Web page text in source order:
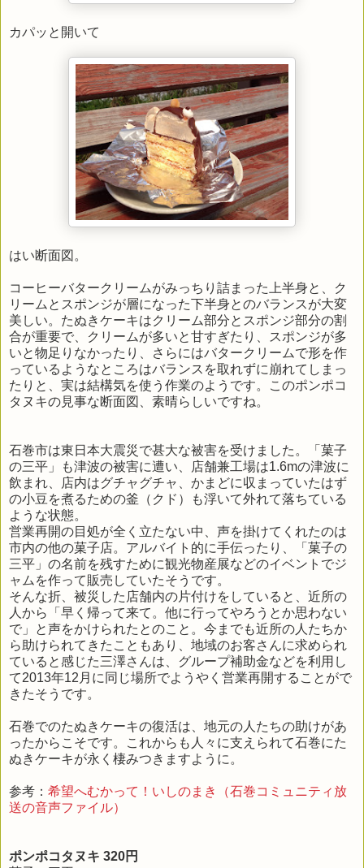
カパッと開いて
はい断面図。
コーヒーバタークリームがみっちり詰まった上半身と、ク
リームとスポンジが層になった下半身とのバランスが大変
美しい。たぬきケーキはクリーム部分とスポンジ部分の割
合が重要で、クリームが多いと甘すぎたり、スポンジが多
いと物足りなかったり、さらにはバタークリームで形を作
っているようなところはバランスを取れずに崩れてしまっ
たりと、実は結構気を使う作業のようです。このポンポコ
タヌキの見事な断面図、素晴らしいですね。
石巻市は東日本大震災で甚大な被害を受けました。「菓子
の三平」も津波の被害に遭い、店舗兼工場は1.6mの津波に
飲まれ、店内はグチャグチャ、かまどに収まっていたはず
の小豆を煮るための釜（クド）も浮いて外れて落ちている
ような状態。
営業再開の目処が全く立たない中、声を掛けてくれたのは
市内の他の菓子店。アルバイト的に手伝ったり、「菓子の
三平」の名前を残すために観光物産展などのイベントでジ
ャムを作って販売していたそうです。
そんな折、被災した店舗内の片付けをしていると、近所の
人から「早く帰って来て。他に行ってやろうとか思わない
で」と声をかけられたとのこと。今までも近所の人たちか
ら助けられてきたこともあり、地域のお客さんに求められ
ていると感じた三澤さんは、グループ補助金などを利用し
て2013年12月に同じ場所でようやく営業再開することがで
きたそうです。
石巻でのたぬきケーキの復活は、地元の人たちの助けがあ
ったからこそです。これからも人々に支えられて石巻にた
ぬきケーキが永く棲みつきますように。
参考： 希望へむかって！いしのまき（石巻コミュニティ放
送の音声ファイル）
ポンポコタヌキ 320円